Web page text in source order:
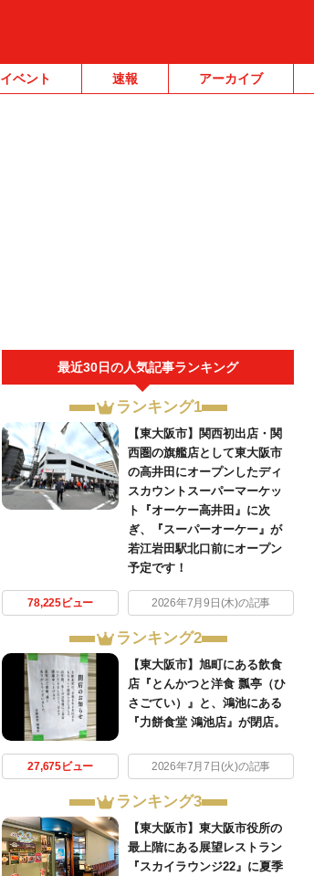
イベント 速報 アーカイブ
最近30日の人気記事ランキング
ランキング1
【東大阪市】関西初出店・関
西圏の旗艦店として東大阪市
の高井田にオープンしたディ
スカウントスーパーマーケッ
ト『オーケー高井田』に次
ぎ、『スーパーオーケー』が
若江岩田駅北口前にオープン
予定です！
78,225ビュー 2026年7月9日(木)の記事
ランキング2
【東大阪市】旭町にある飲食
店『とんかつと洋食 瓢亭（ひ
さごてい）』と、鴻池にある
『力餅食堂 鴻池店』が閉店。
27,675ビュー 2026年7月7日(火)の記事
ランキング3
【東大阪市】東大阪市役所の
最上階にある展望レストラン
『スカイラウンジ22』に夏季